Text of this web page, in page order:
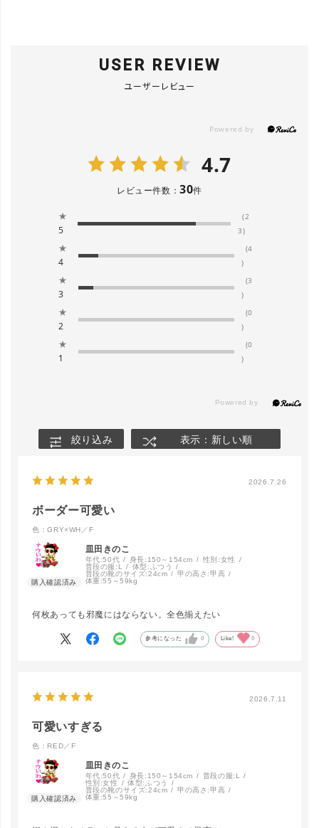
WH／F
YEL／F
USER REVIEW
ユーザーレビュー
4.7
レビュー件数：30件
★
5
(2
3)
★
4
(4
)
★
3
(3
)
★
2
(0
)
★
1
(0
)
絞り込み 表示：新しい順
2026.7.26
ボーダー可愛い
色：GRY×WH／F
皿田きのこ
年代:50代 身長: 150～154cm 性別:女性
普段の服: L 体型: ふつう
普段の靴のサイズ:24cm 甲の高さ:甲高
体重:55～59kg
何枚あっても邪魔にはならない。全色揃えたい
参考になった 0 Like! 0
2026.7.11
可愛いすぎる
色：RED／F
皿田きのこ
年代:50代 身長: 150～154cm 普段の服: L
性別:女性 体型: ふつう
普段の靴のサイズ:24cm 甲の高さ:甲高
体重:55～59kg